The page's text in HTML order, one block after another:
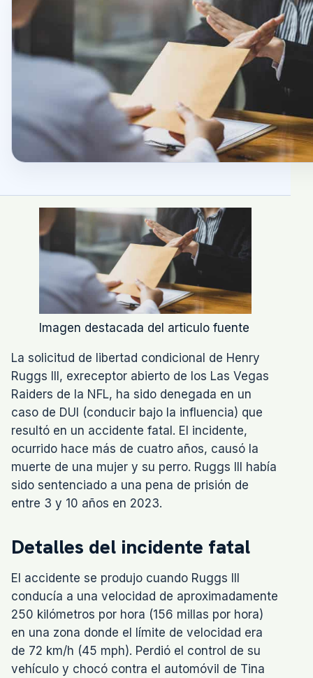
Imagen destacada del articulo fuente
La solicitud de libertad condicional de Henry
Ruggs III, exreceptor abierto de los Las Vegas
Raiders de la NFL, ha sido denegada en un
caso de DUI (conducir bajo la influencia) que
resultó en un accidente fatal. El incidente,
ocurrido hace más de cuatro años, causó la
muerte de una mujer y su perro. Ruggs III había
sido sentenciado a una pena de prisión de
entre 3 y 10 años en 2023.
Detalles del incidente fatal
El accidente se produjo cuando Ruggs III
conducía a una velocidad de aproximadamente
250 kilómetros por hora (156 millas por hora)
en una zona donde el límite de velocidad era
de 72 km/h (45 mph). Perdió el control de su
vehículo y chocó contra el automóvil de Tina